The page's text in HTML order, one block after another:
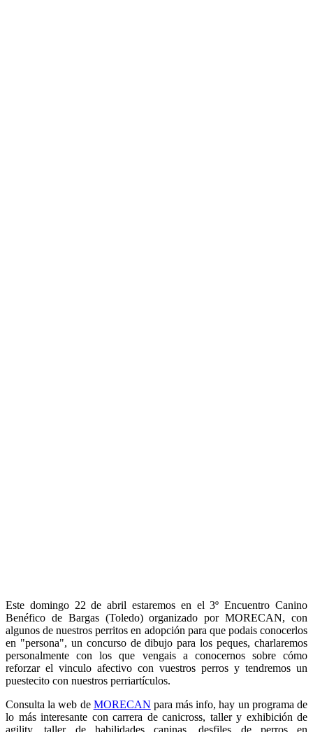
Este domingo 22 de abril estaremos en el 3º Encuentro Canino
Benéfico de Bargas (Toledo) organizado por MORECAN, con
algunos de nuestros perritos en adopción para que podais conocerlos
en "persona", un concurso de dibujo para los peques, charlaremos
personalmente con los que vengais a conocernos sobre cómo
reforzar el vinculo afectivo con vuestros perros y tendremos un
puestecito con nuestros perriartículos.
Consulta la web de MORECAN para más info, hay un programa de
lo más interesante con carrera de canicross, taller y exhibición de